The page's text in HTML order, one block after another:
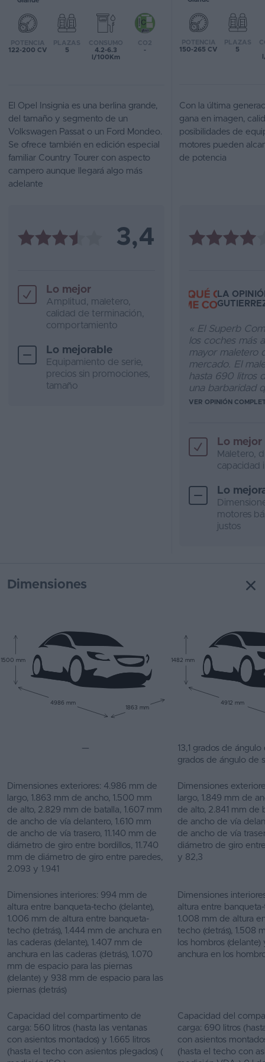
Favoritos
Concesionarios
Blog
Ventas
de
coches
2026
POTENCIA
122-200 CV
PLAZAS
5
CONSUMO
4.2-6.3
l/100Km
CO2
-
POTENCIA
150-265 CV
PLAZAS
5
El Opel Insignia es una berlina grande,
del tamaño y segmento de un
Volkswagen Passat o un Ford Mondeo.
Se ofrece también en edición especial
familiar Country Tourer con aspecto
campero aunque llegará algo más
adelante
Con la última
gana en imagen,
posibilidades de
motores pueden
de potencia
3,4
Lo mejor
Amplitud, maletero,
calidad de terminación,
comportamiento
Lo mejorable
Equipamiento de serie,
precios sin promociones,
tamaño
LA
« El Superb
los coches más
mayor maletero
mercado. El
hasta 690 litros
una barbaridad
VER OPINIÓN
Lo mejor
Maletero,
capacidad
Lo
motores
justos
Dimensiones
1500 mm
4986 mm
1863 mm
1482 mm
4912 mm
—
13,1 grados de
grados de ángulo de
Dimensiones exteriores: 4.986 mm de
largo, 1.863 mm de ancho, 1.500 mm
de alto, 2.829 mm de batalla, 1.607 mm
de ancho de vía delantero, 1.610 mm
de ancho de vía trasero, 11.140 mm de
diámetro de giro entre bordillos, 11.740
mm de diámetro de giro entre paredes,
2.093 y 1.941
Dimensiones
largo, 1.849 mm de
de alto, 2.841 mm de
de ancho de vía
de ancho de vía
diámetro de giro
y 82,3
Dimensiones interiores: 994 mm de
altura entre banqueta-techo (delante),
1.006 mm de altura entre banqueta-
techo (detrás), 1.444 mm de anchura en
las caderas (delante), 1.407 mm de
anchura en las caderas (detrás), 1.070
mm de espacio para las piernas
(delante) y 938 mm de espacio para las
piernas (detrás)
Dimensiones
altura entre
1.008 mm de altura
techo (detrás), 1.508
los hombros
anchura en los
Capacidad del compartimento de
carga: 560 litros (hasta las ventanas
con asientos montados) y 1.665 litros
(hasta el techo con asientos plegados) (
Capacidad del
carga: 690 litros
con asientos
(hasta el techo con